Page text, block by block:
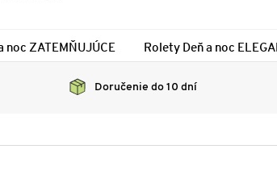
noc ZATEMŇUJÚCE Rolety Deň a noc
Doručenie do 10 dní